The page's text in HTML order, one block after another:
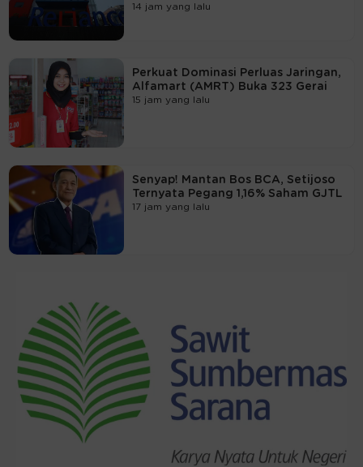
14 jam yang lalu
Perkuat Dominasi Perluas Jaringan,
Alfamart (AMRT) Buka 323 Gerai
15 jam yang lalu
Senyap! Mantan Bos BCA, Setijoso
Ternyata Pegang 1,16% Saham GJTL
17 jam yang lalu